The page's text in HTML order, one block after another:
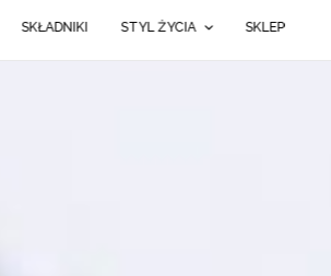
SKŁADNIKI STYL ŻYCIA SKLEP